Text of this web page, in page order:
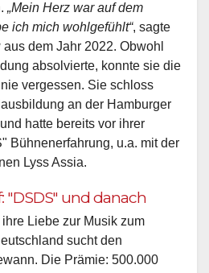
„Mein Herz war auf dem
ich mich wohlgefühlt“, sagte
dem Jahr 2022. Obwohl
absolvierte, konnte sie die
vergessen. Sie schloss
an der Hamburger
hatte bereits vor ihrer
Bühnenerfahrung, u.a. mit der
Lyss Assia.
"DSDS" und danach
ihre Liebe zur Musik zum
sucht den
Die Prämie: 500.000